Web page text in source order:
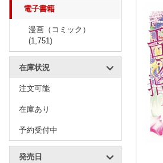
電子書籍
漫画（コミック）
(1,751)
在庫状況
注文可能
在庫あり
予約受付中
発売日